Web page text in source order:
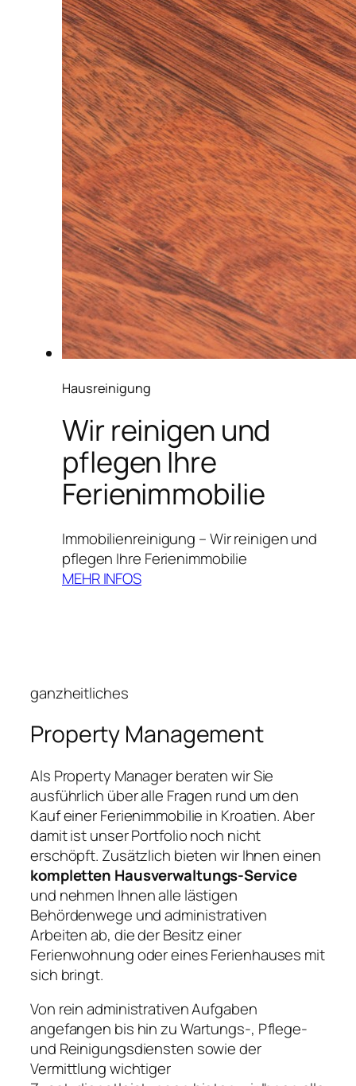
Hausreinigung
Wir reinigen und
pflegen Ihre
Ferienimmobilie
Immobilienreinigung – Wir reinigen und
pflegen Ihre Ferienimmobilie
MEHR INFOS
ganzheitliches
Property Management
Als Property Manager beraten wir Sie
ausführlich über alle Fragen rund um den
Kauf einer Ferienimmobilie in Kroatien. Aber
damit ist unser Portfolio noch nicht
erschöpft. Zusätzlich bieten wir Ihnen einen
kompletten Hausverwaltungs-Service
und nehmen Ihnen alle lästigen
Behördenwege und administrativen
Arbeiten ab, die der Besitz einer
Ferienwohnung oder eines Ferienhauses mit
sich bringt.
Von rein administrativen Aufgaben
angefangen bis hin zu Wartungs-, Pflege-
und Reinigungsdiensten sowie der
Vermittlung wichtiger